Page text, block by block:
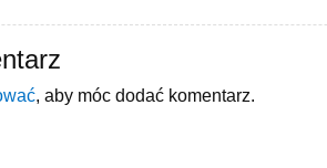
, aby móc dodać komentarz.